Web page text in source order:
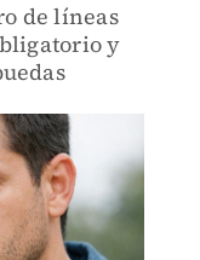
de líneas
y